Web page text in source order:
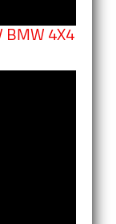
BMW 4X4